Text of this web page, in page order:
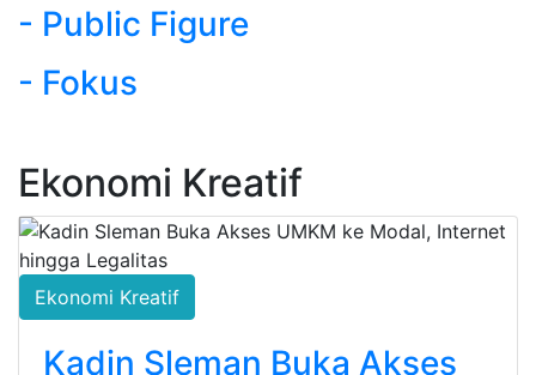
- Public Figure
- Fokus
Ekonomi Kreatif
Ekonomi Kreatif
Kadin Sleman Buka Akses